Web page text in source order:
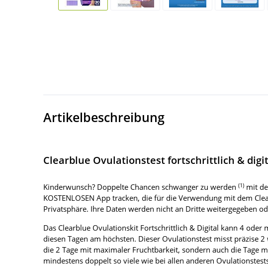
Artikelbeschreibung
Clearblue Ovulationstest fortschrittlich &
Kinderwunsch? Doppelte Chancen schwanger zu werden (1) mit
KOSTENLOSEN App tracken, die für die Verwendung mit dem
Privatsphäre. Ihre Daten werden nicht an Dritte weitergegeben
Das Clearblue Ovulationskit Fortschrittlich & Digital kann 4 oder
diesen Tagen am höchsten. Dieser Ovulationstest misst
die 2 Tage mit maximaler Fruchtbarkeit, sondern auch die Tage
mindestens doppelt so viele wie bei allen anderen